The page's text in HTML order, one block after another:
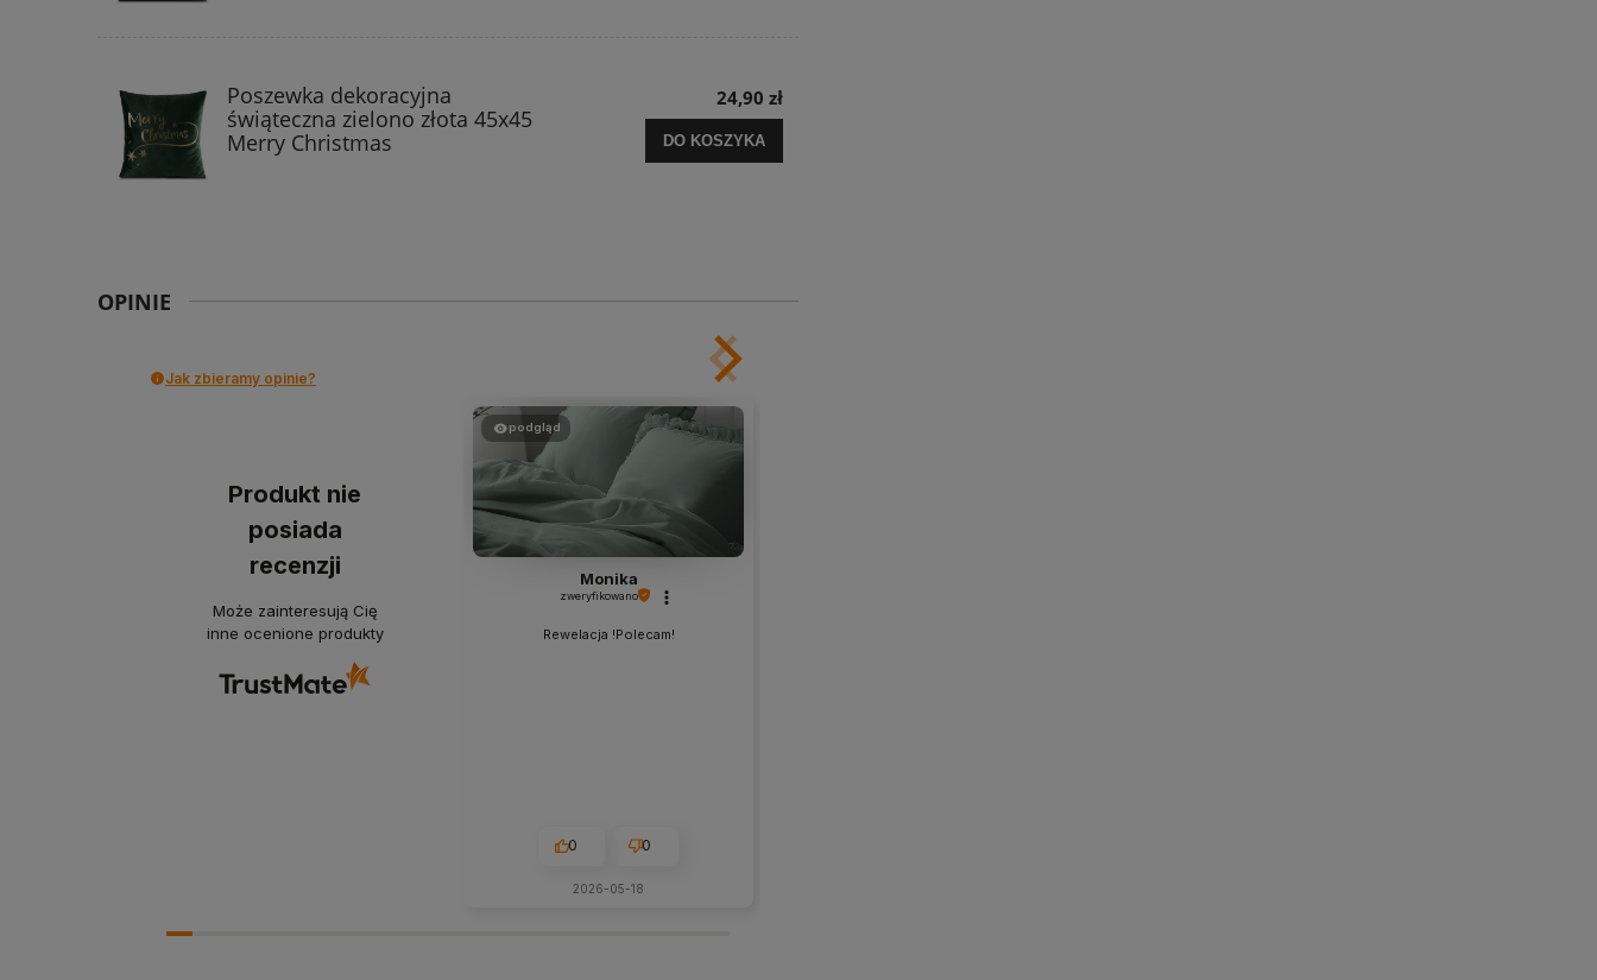
OPINIE
Jak zbieramy opinie?
Produkt nie
posiada
recenzji
Może zainteresują Cię
inne ocenione produkty
podgląd
Monika
zweryfikowano
Rewelacja !Polecam!
0 0
2026-05-18
Poszewka dekoracyjna
świąteczna zielono złota 45x45
Merry Christmas
24,90 zł
DO KOSZYKA